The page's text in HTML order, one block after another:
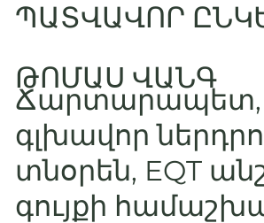
ՊԱՏՎԱՎՈՐ
ԹՈՄԱՍ ՎԱՆԳ
Ճարտարապետ,
գլխավոր
տնօրեն, EQT
գույքի